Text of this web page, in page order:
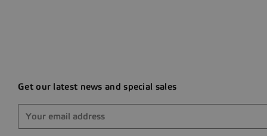
Get our latest news and special sales